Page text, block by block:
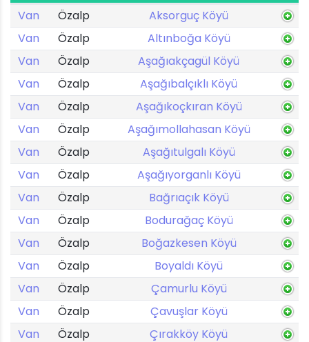
Van Özalp
Aksorguç Köyü
Van
Özalp
Altınboğa Köyü
Van
Özalp
Aşağıakçagül Köyü
Van
Özalp
Aşağıbalçıklı Köyü
Van
Özalp
Aşağıkoçkıran Köyü
Van
Özalp
Aşağımollahasan Köyü
Van
Özalp
Aşağıtulgalı Köyü
Van
Özalp
Aşağıyorganlı Köyü
Van
Özalp
Bağrıaçık Köyü
Van
Özalp
Bodurağaç Köyü
Van
Özalp
Boğazkesen Köyü
Van
Özalp
Boyaldı Köyü
Van
Özalp
Çamurlu Köyü
Van
Özalp
Çavuşlar Köyü
Van
Özalp
Çırakköy Köyü